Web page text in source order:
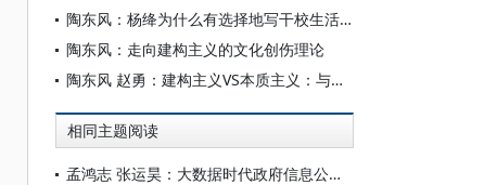
陶东风：杨绛为什么有选择地写干校生活？
陶东风：走向建构主义的文化创伤理论
陶东风 赵勇：建构主义VS本质主义：与童庆炳老师分歧的关键所在
相同主题阅读
孟鸿志 张运昊：大数据时代政府信息公开制度的变革与走向